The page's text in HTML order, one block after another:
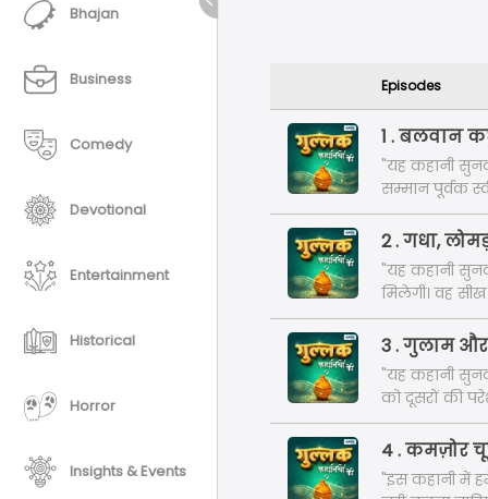
Bhajan
Business
Comedy
Devotional
Entertainment
Historical
Horror
Insights & Events
Episodes
1 . बलवान
"यह कहानी
सम्मान पूर्वक
2 . गधा,
"यह कहानी
मिलेगी। वह
दोस्तों सुनते हैं ,
3 . गुलाम
"यह कहानी
को दूसरों की
कार्यों का
कहानी। "
4 . कमज़ोर
"इस कहानी में